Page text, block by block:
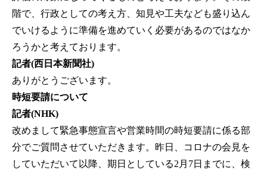
階で、行政としての考え方、知見や工夫なども盛り込ん
でいけるように準備を進めていく必要があるのではなか
ろうかと考えております。
記者(西日本新聞社)
ありがとうございます。
時短要請について
記者(NHK)
改めまして緊急事態宣言や営業時間の時短要請に係る部
分でご質問させていただきます。昨日、コロナの会見を
していただいて以降、期日としている2月7日までに、検